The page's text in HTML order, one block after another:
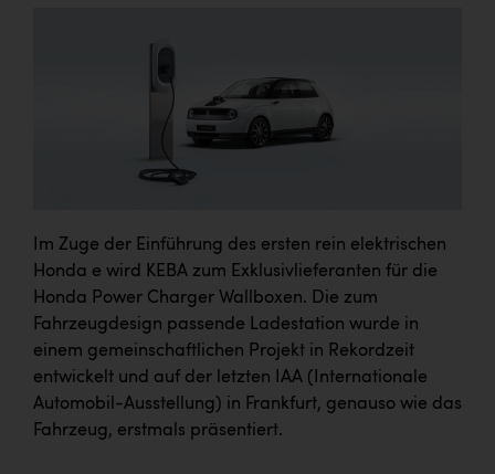
Im Zuge der Einführung des ersten rein elektrischen
Honda e wird KEBA zum Exklusivlieferanten für die
Honda Power Charger Wallboxen. Die zum
Fahrzeugdesign passende Ladestation wurde in
einem gemeinschaftlichen Projekt in Rekordzeit
entwickelt und auf der letzten IAA (Internationale
Automobil-Ausstellung) in Frankfurt, genauso wie das
Fahrzeug, erstmals präsentiert.